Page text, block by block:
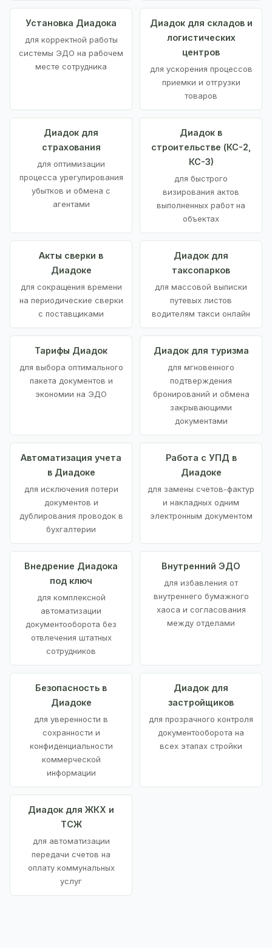
Установка Диадока
для корректной работы
системы ЭДО на рабочем
месте сотрудника
Диадок для складов и
логистических
центров
для ускорения процессов
приемки и отгрузки
товаров
Диадок для
страхования
для оптимизации
процесса урегулирования
убытков и обмена с
агентами
Диадок в
строительстве (КС-2,
КС-3)
для быстрого
визирования актов
выполненных работ на
объектах
Акты сверки в
Диадоке
для сокращения времени
на периодические сверки
с поставщиками
Диадок для
таксопарков
для массовой выписки
путевых листов
водителям такси онлайн
Тарифы Диадок
для выбора оптимального
пакета документов и
экономии на ЭДО
Диадок для туризма
для мгновенного
подтверждения
бронирований и обмена
закрывающими
документами
Автоматизация учета
в Диадоке
для исключения потери
документов и
дублирования проводок в
бухгалтерии
Работа с УПД в
Диадоке
для замены счетов-фактур
и накладных одним
электронным документом
Внедрение Диадока
под ключ
для комплексной
автоматизации
документооборота без
отвлечения штатных
сотрудников
Внутренний ЭДО
для избавления от
внутреннего бумажного
хаоса и согласования
между отделами
Безопасность в
Диадоке
для уверенности в
сохранности и
конфиденциальности
коммерческой
информации
Диадок для
застройщиков
для прозрачного контроля
документооборота на
всех этапах стройки
Диадок для ЖКХ и
ТСЖ
для автоматизации
передачи счетов на
оплату коммунальных
услуг